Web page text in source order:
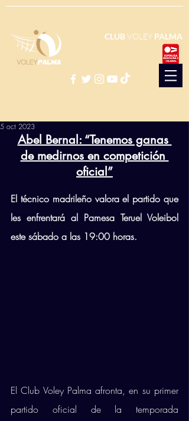
CLUBVOLEY PALMA
5 oct 2023
Abel Bernal: “Tenemos ganas
de medirnos en competición
oficial”
El técnico madrileño valora el partido que
les enfrentará al Pamesa Teruel Voleibol
este sábado a las 19:00 horas.
El Club Voley Palma afronta, en su primer
partido oficial de la temporada